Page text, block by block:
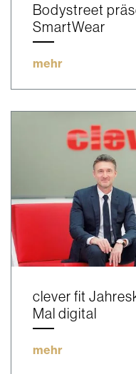
Bodystreet
SmartWear
mehr
clever fit
Mal digital
mehr